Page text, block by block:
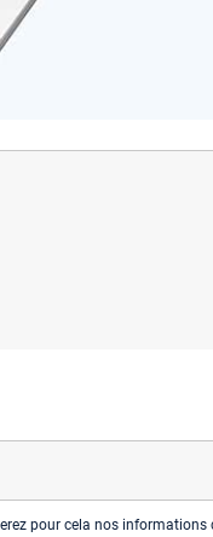
pour cela nos